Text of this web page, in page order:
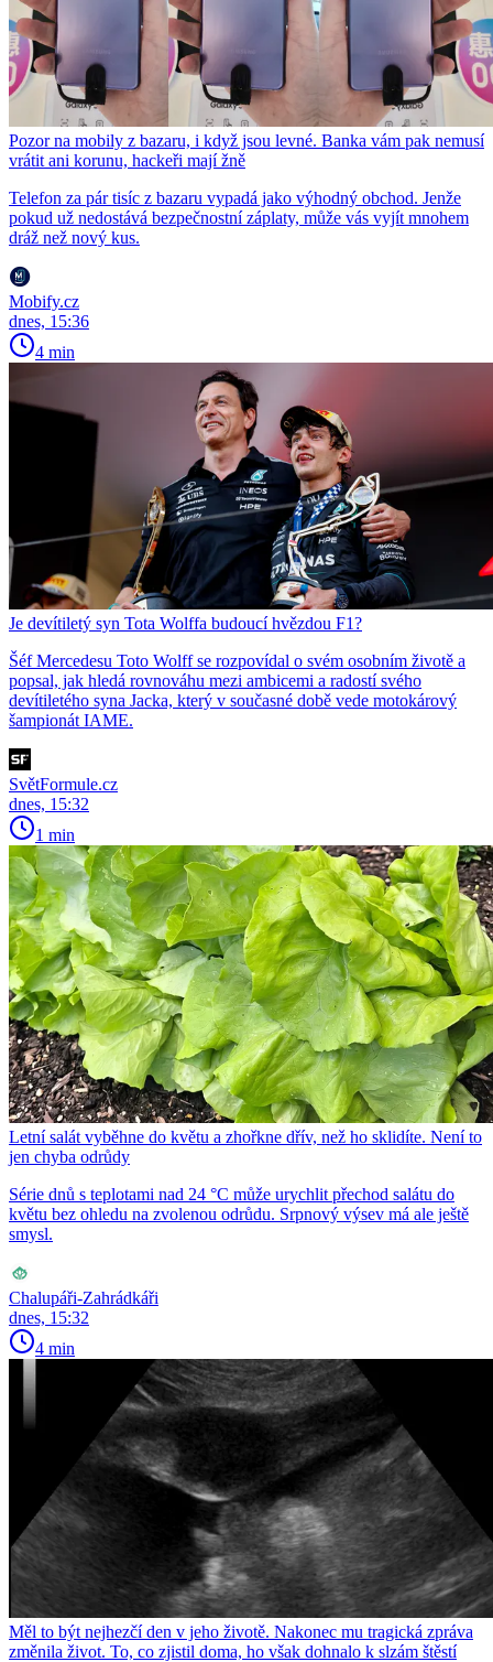
Pozor na mobily z bazaru, i když jsou levné. Banka vám pak nemusí
vrátit ani korunu, hackeři mají žně
Telefon za pár tisíc z bazaru vypadá jako výhodný obchod. Jenže
pokud už nedostává bezpečnostní záplaty, může vás vyjít mnohem
dráž než nový kus.
Mobify.cz
dnes, 15:36
4 min
Je devítiletý syn Tota Wolffa budoucí hvězdou F1?
Šéf Mercedesu Toto Wolff se rozpovídal o svém osobním životě a
popsal, jak hledá rovnováhu mezi ambicemi a radostí svého
devítiletého syna Jacka, který v současné době vede motokárový
šampionát IAME.
SvětFormule.cz
dnes, 15:32
1 min
Letní salát vyběhne do květu a zhořkne dřív, než ho sklidíte. Není to
jen chyba odrůdy
Série dnů s teplotami nad 24 °C může urychlit přechod salátu do
květu bez ohledu na zvolenou odrůdu. Srpnový výsev má ale ještě
smysl.
Chalupáři-Zahrádkáři
dnes, 15:32
4 min
Měl to být nejhezčí den v jeho životě. Nakonec mu tragická zpráva
změnila život. To, co zjistil doma, ho však dohnalo k slzám štěstí